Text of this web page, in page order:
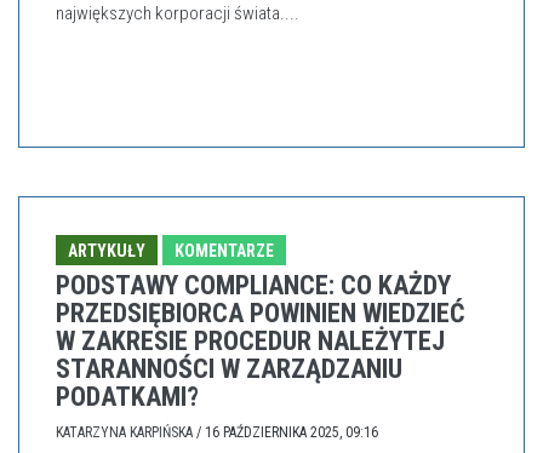
największych korporacji świata....
ARTYKUŁY KOMENTARZE
PODSTAWY COMPLIANCE: CO KAŻDY
PRZEDSIĘBIORCA POWINIEN WIEDZIEĆ
W ZAKRESIE PROCEDUR NALEŻYTEJ
STARANNOŚCI W ZARZĄDZANIU
PODATKAMI?
KATARZYNA KARPIŃSKA / 16 PAŹDZIERNIKA 2025, 09:16